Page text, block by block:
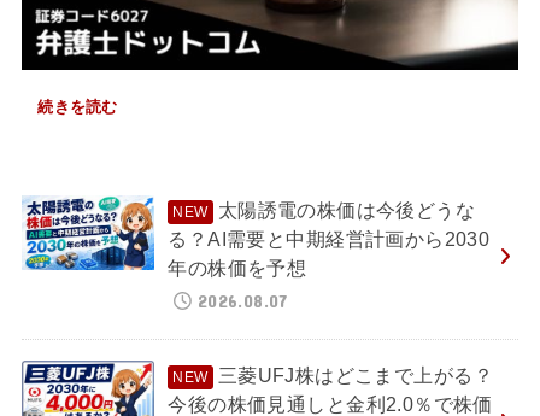
続きを読む
太陽誘電の株価は今後どうな
る？AI需要と中期経営計画から2030
年の株価を予想
2026.08.07
三菱UFJ株はどこまで上がる？
今後の株価見通しと金利2.0％で株価